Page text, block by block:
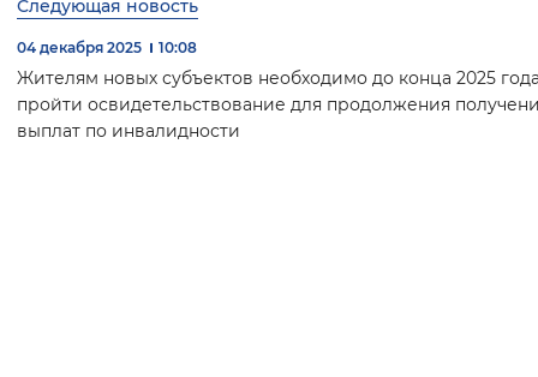
Следующая новость
04 декабря 2025 10:08
Жителям новых субъектов необходимо до конца 2025
пройти освидетельствование для продолжения
выплат по инвалидности